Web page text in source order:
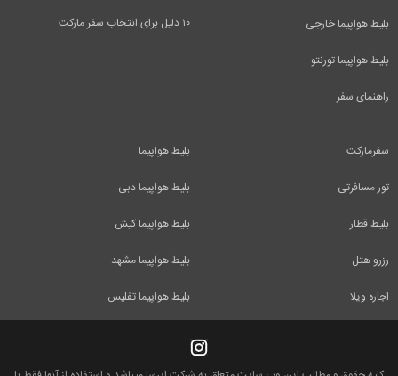
۱۰ دلیل برای انتخاب سفر مارکت بلیط هواپیما خارجی
بلیط هواپیما تورنتو
راهنمای سفر
بلیط هواپیما
بلیط هواپیما دبی
بلیط هواپیما کیش
بلیط هواپیما مشهد
بلیط هواپیما تفلیس
سفرمارکت
تور مسافرتی
بلیط قطار
رزرو هتل
اجاره ویلا